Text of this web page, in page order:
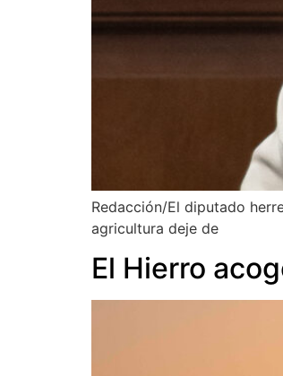
Redacción/El diputado
agricultura deje de
El Hierro